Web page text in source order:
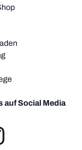
auf Social Media